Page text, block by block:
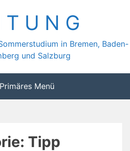
T U N G
in Bremen, Baden-
und Salzburg
Primäres Menü
Tipp